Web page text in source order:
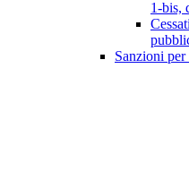
1-bis,
Sanzioni